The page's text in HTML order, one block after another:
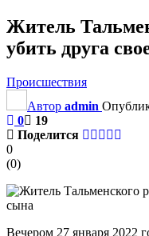
Житель
убить друга
Происшествия
Автор admin
0
19
Поделится
0
(0)
Вечером 27 января 2022